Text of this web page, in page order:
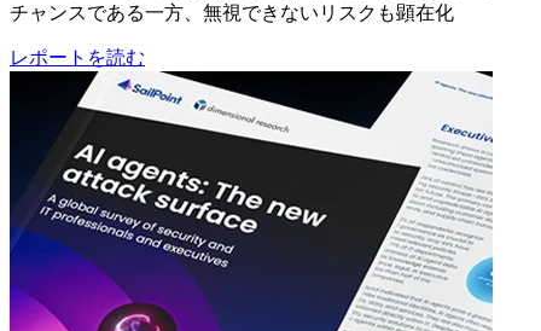
チャンスである一方、無視できないリスクも顕在化
レポートを読む